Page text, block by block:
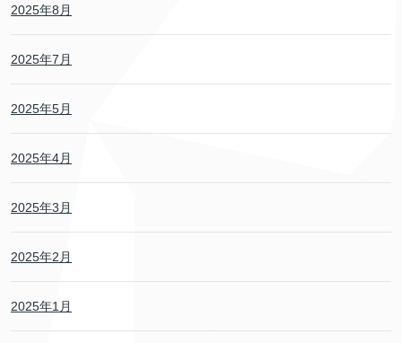
2025年8月
2025年7月
2025年5月
2025年4月
2025年3月
2025年2月
2025年1月